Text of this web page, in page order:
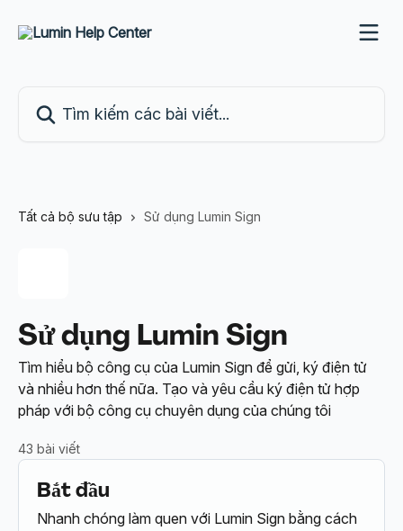
Tất cả bộ sưu tập Sử dụng Lumin Sign
Sử dụng Lumin Sign
Tìm hiểu bộ công cụ của Lumin Sign để gửi, ký điện tử
và nhiều hơn thế nữa. Tạo và yêu cầu ký điện tử hợp
pháp với bộ công cụ chuyên dụng của chúng tôi
43 bài viết
Bắt đầu
Nhanh chóng làm quen với Lumin Sign bằng cách